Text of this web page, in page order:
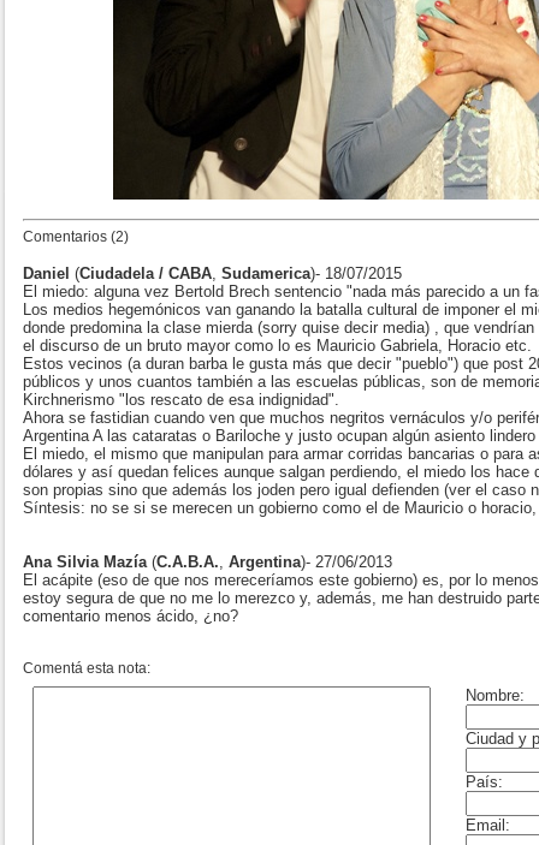
Comentarios (2)
Daniel (Ciudadela / CABA Sudamerica)- 18/07/2015
El miedo: alguna vez Bertold Brech sentencio "nada más parecido a un
Los medios hegemónicos van ganando la batalla cultural de imponer el
donde predomina la clase mierda (sorry quise decir media) , que
el discurso de un bruto mayor como lo es Mauricio Gabriela, Horacio etc.
Estos vecinos (a duran barba le gusta más que decir "pueblo") que post
públicos y unos cuantos también a las escuelas públicas, son de
Kirchnerismo "los rescato de esa indignidad".
Ahora se fastidian cuando ven que muchos negritos vernáculos y/o
Argentina A las cataratas o Bariloche y justo ocupan algún asiento
El miedo, el mismo que manipulan para armar corridas bancarias o para
dólares y así quedan felices aunque salgan perdiendo, el miedo los hace
son propias sino que además los joden pero igual defienden (ver el caso
Síntesis: no se si se merecen un gobierno como el de Mauricio o
Ana Silvia Mazía (C.A.B.A. Argentina)- 27/06/2013
El acápite (eso de que nos mereceríamos este gobierno) es, por lo
estoy segura de que no me lo merezco y, además, me han destruido
comentario menos ácido, ¿no?
Comentá esta nota: